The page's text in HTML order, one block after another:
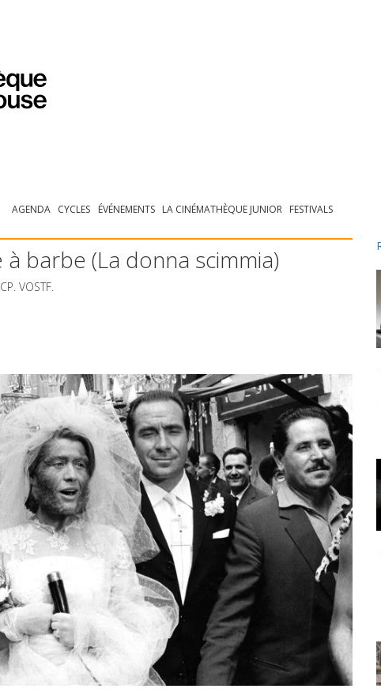
AGENDA CYCLES ÉVÉNEMENTS LA CINÉMATHÈQUE JUNIOR FESTIVALS
barbe (La donna scimmia)
. VOSTF.